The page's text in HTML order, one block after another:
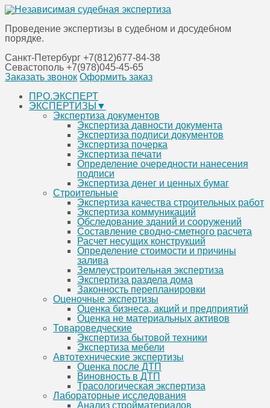
Проведение экспертизы в судебном и досудебном
порядке.
Санкт-Петербург +7(812)677-84-38
Севастополь +7(978)045-45-65
Заказать звонок Оформить заказ
Перейти
содержанию
ПРО.ЭКСПЕРТ
ЭКСПЕРТИЗЫ▼
Экспертиза документов
Экспертиза давности документа
Экспертиза подписи документов
Экспертиза почерка
Экспертиза печати
Определение очередности нанесения
подписи
Экспертиза денег и ценных бумаг
Строительные
Экспертиза качества строительных работ
Экспертиза коммуникаций
Обследование зданий и сооружений
Составление сводно-сметного расчета
Расчет несущих конструкций
Определение стоимости и причины
залива
Землеустроительная экспертиза
Экспертиза раздела дома
Законность перепланировки
Оценочные экспертизы
Оценка бизнеса, акций и предприятий
Оценка не материальных активов
Товароведческие
Экспертиза бытовой техники
Экспертиза мебели
Автотехнические экспертизы
Оценка после ДТП
Виновность в ДТП
Трасологическая экспертиза
Лабораторные исследования
Анализ стройматериалов